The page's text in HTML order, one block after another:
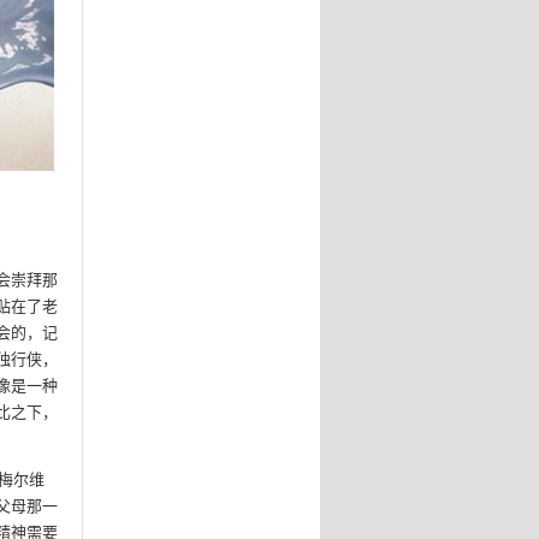
崇拜那
在了老
的，记
侠，
是一种
下，
尔维
母那一
神需要